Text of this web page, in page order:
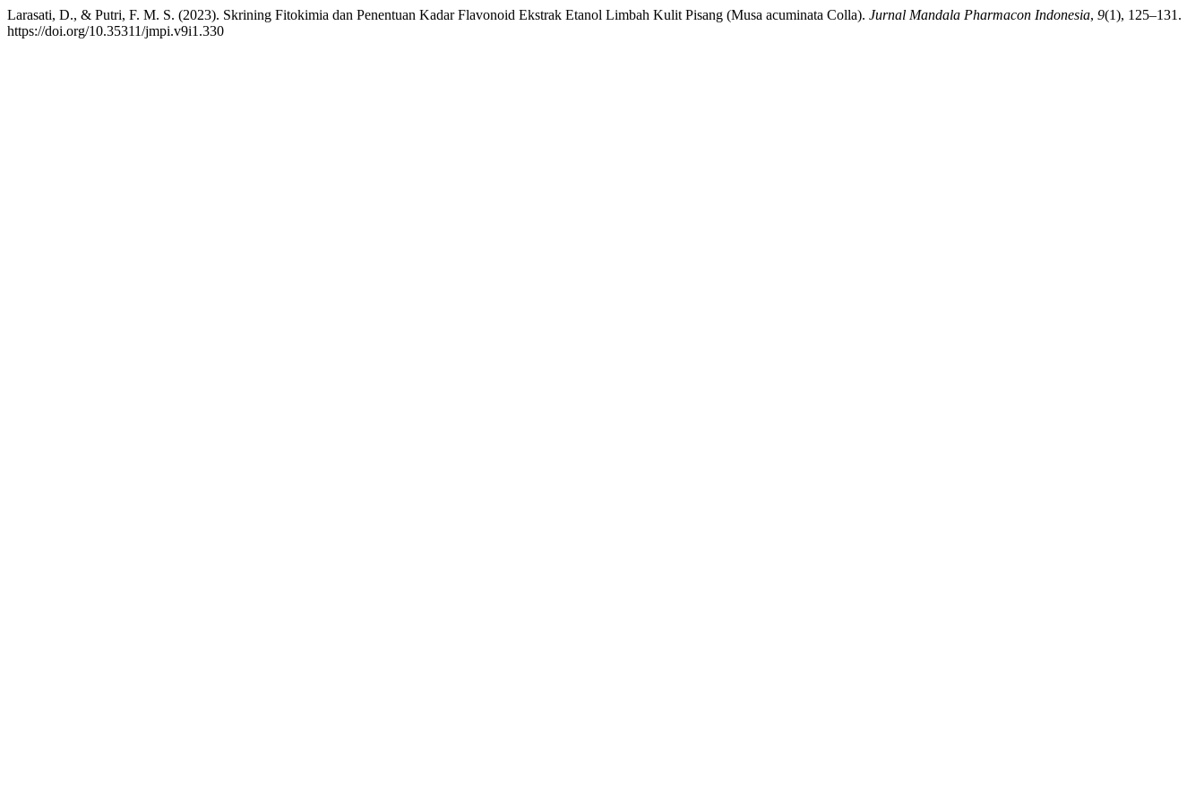
Larasati, D., & Putri, F. M. S. (2023). Skrining Fitokimia dan Penentuan Kadar Flavonoid Ekstrak Etanol Limbah Kulit Pisang (Musa acuminata Colla). Jurnal Mandala Pharmacon Indonesia, 9(1), 125–131.
https://doi.org/10.35311/jmpi.v9i1.330